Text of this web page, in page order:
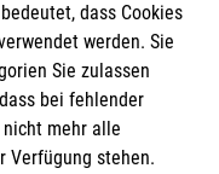
in Erfurt
dass Cookies
werden. Sie
Sie zulassen
bei fehlender
mehr alle
Verfügung stehen.